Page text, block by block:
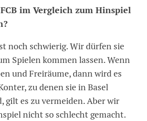
im Vergleich zum Hinspiel
noch schwierig. Wir dürfen sie
Spielen kommen lassen. Wenn
und Freiräume, dann wird es
zu denen sie in Basel
gilt es zu vermeiden. Aber wir
nicht so schlecht gemacht.